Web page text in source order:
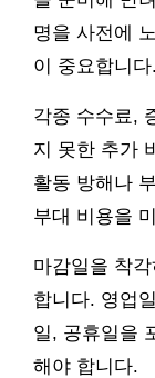
명을 사전에
이 중요합니다.
각종 수수료,
지 못한 추가
활동 방해나
부대 비용을
마감일을 착
합니다. 영업
일, 공휴일을
해야 합니다.